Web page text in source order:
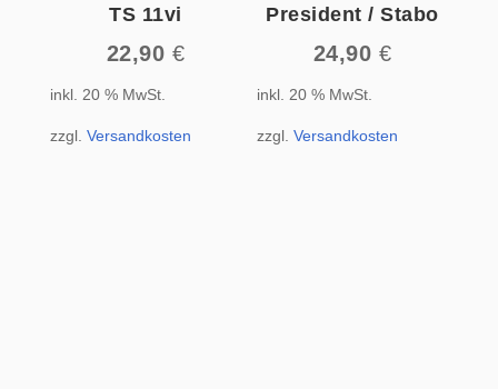
TS 11vi
22,90 €
inkl. 20 % MwSt.
zzgl. Versandkosten
President / Stabo
24,90 €
inkl. 20 % MwSt.
zzgl.Versandkosten